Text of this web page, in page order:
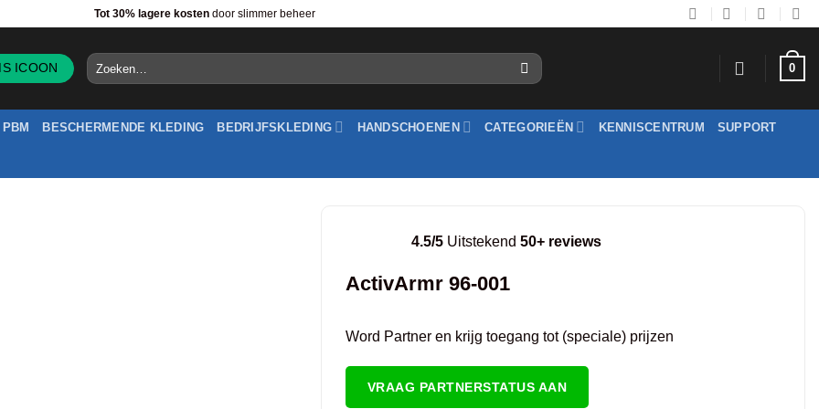
Tot 30% lagere kosten door slimmer beheer
Zoeken
naar:
0
PBM BESCHERMENDE KLEDING BEDRIJFSKLEDING HANDSCHOENEN CATEGORIEËN KENNISCENTRUM SUPPORT
4.5/5 Uitstekend 50+ reviews
ActivArmr 96-001
Word Partner en krijg toegang tot (speciale) prijzen
VRAAG PARTNERSTATUS AAN